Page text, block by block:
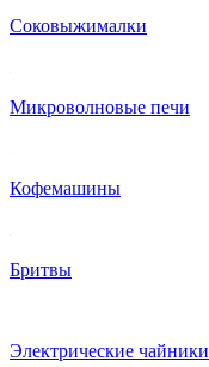
Соковыжималки
Микроволновые печи
Кофемашины
Бритвы
Электрические чайники